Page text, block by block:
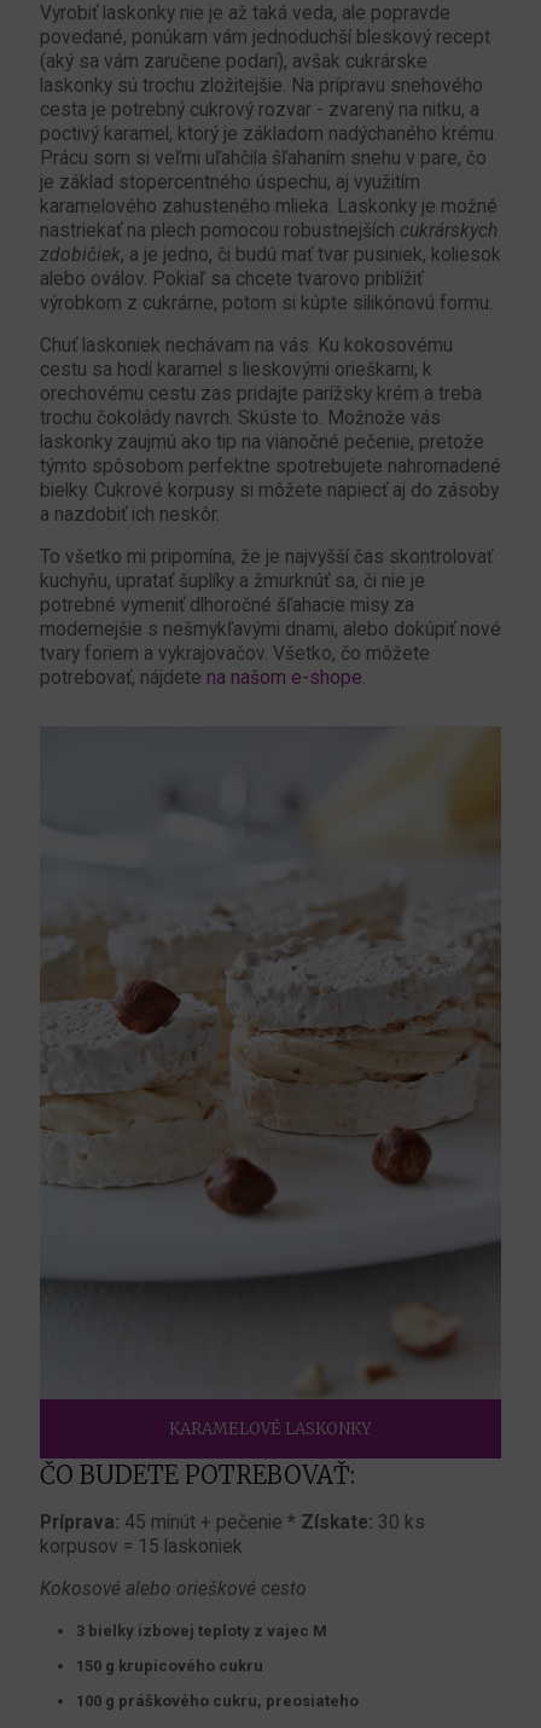
Vyrobiť laskonky nie je až taká veda, ale popravde
povedané, ponúkam vám jednoduchší bleskový recept
(aký sa vám zaručene podarí), avšak cukrárske
laskonky sú trochu zložitejšie. Na prípravu snehového
cesta je potrebný cukrový rozvar - zvarený na nitku, a
poctivý karamel, ktorý je základom nadýchaného krému.
Prácu som si veľmi uľahčila šľahaním snehu v pare, čo
je základ stopercentného úspechu, aj využitím
karamelového zahusteného mlieka. Laskonky je možné
nastriekať na plech pomocou robustnejších cukrárskych
zdobičiek, a je jedno, či budú mať tvar pusiniek, koliesok
alebo oválov. Pokiaľ sa chcete tvarovo priblížiť
výrobkom z cukrárne, potom si kúpte silikónovú formu.
Chuť laskoniek nechávam na vás. Ku kokosovému
cestu sa hodí karamel s lieskovými orieškami, k
orechovému cestu zas pridajte parížsky krém a treba
trochu čokolády navrch. Skúste to. Možnože vás
laskonky zaujmú ako tip na vianočné pečenie, pretože
týmto spôsobom perfektne spotrebujete nahromadené
bielky. Cukrové korpusy si môžete napiecť aj do zásoby
a nazdobiť ich neskôr.
To všetko mi pripomína, že je najvyšší čas skontrolovať
kuchyňu, upratať šuplíky a žmurknúť sa, či nie je
potrebné vymeniť dlhoročné šľahacie misy za
modernejšie s nešmykľavými dnami, alebo dokúpiť nové
tvary foriem a vykrajovačov. Všetko, čo môžete
potrebovať, nájdete na našom e-shope.
KARAMELOVÉ LASKONKY
ČO BUDETE POTREBOVAŤ:
Príprava: 45 minút + pečenie * Získate: 30 ks
korpusov = 15 laskoniek
Kokosové alebo orieškové cesto
3 bielky izbovej teploty z vajec M
150 g krupicového cukru
100 g práškového cukru, preosiateho